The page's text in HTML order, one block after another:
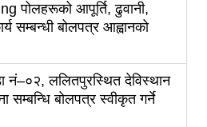
पोलहरूको आपूर्ति, ढुवानी,
सम्बन्धी बोलपत्र आह्वानको
नं–०२, ललितपुरस्थित देविस्थान
सम्बन्धि बोलपत्र स्वीकृत गर्ने